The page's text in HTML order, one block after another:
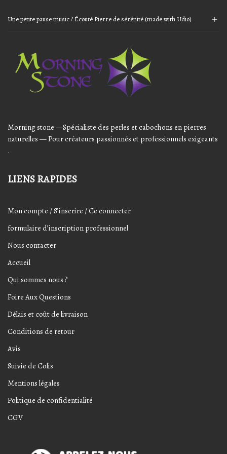
Une petite pause music ? Écouté Pierre de sérénité (made with Udio)
Morning stone —Spécialiste des perles et cabochons en pierres
naturelles — Pour créateurs passionnés et professionnels exigeants
.
LIENS RAPIDES
Mon compte / S’inscrire / Ce connecter
formulaire d’inscription professionnel
Nous contacter
Accueil
Qui sommes nous ?
Foire Aux Questions
Délais et coût de livraison
Conditions de retour
Avis
Suivie de Colis
Mentions légales
Politique de confidentialité
CGV